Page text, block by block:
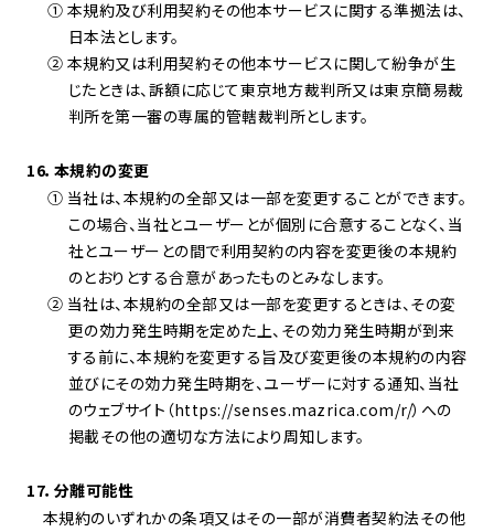
① 本規約及び利用契約その他本サービスに関する準拠法は、
日本法とします。
② 本規約又は利用契約その他本サービスに関して紛争が生
じたときは、訴額に応じて東京地方裁判所又は東京簡易裁
判所を第一審の専属的管轄裁判所とします。
16．本規約の変更
① 当社は、本規約の全部又は一部を変更することができます。
この場合、当社とユーザーとが個別に合意することなく、当
社とユーザーとの間で利用契約の内容を変更後の本規約
のとおりとする合意があったものとみなします。
② 当社は、本規約の全部又は一部を変更するときは、その変
更の効力発生時期を定めた上、その効力発生時期が到来
する前に、本規約を変更する旨及び変更後の本規約の内容
並びにその効力発生時期を、ユーザーに対する通知、当社
のウェブサイト（https://senses.mazrica.com/r/）への
掲載その他の適切な方法により周知します。
17．分離可能性
本規約のいずれかの条項又はその一部が消費者契約法その他